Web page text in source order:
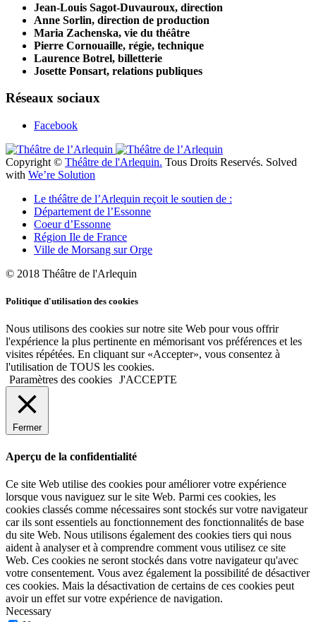
Jean-Louis Sagot-Duvauroux, direction
Anne Sorlin, direction de production
Maria Zachenska, vie du théâtre
Pierre Cornouaille, régie, technique
Laurence Botrel, billetterie
Josette Ponsart, relations publiques
Réseaux sociaux
Facebook
Copyright © Théâtre de l'Arlequin. Tous Droits Reservés. Solved
with We’re Solution
Le théâtre de l’Arlequin reçoit le soutien de :
Département de l’Essonne
Coeur d’Essonne
Région Ile de France
Ville de Morsang sur Orge
© 2018 Théâtre de l'Arlequin
Politique d'utilisation des cookies
Nous utilisons des cookies sur notre site Web pour vous offrir
l'expérience la plus pertinente en mémorisant vos préférences et les
visites répétées. En cliquant sur «Accepter», vous consentez à
l'utilisation de TOUS les cookies.
Paramètres des cookies J'ACCEPTE
Fermer
Aperçu de la confidentialité
Ce site Web utilise des cookies pour améliorer votre expérience
lorsque vous naviguez sur le site Web. Parmi ces cookies, les
cookies classés comme nécessaires sont stockés sur votre navigateur
car ils sont essentiels au fonctionnement des fonctionnalités de base
du site Web. Nous utilisons également des cookies tiers qui nous
aident à analyser et à comprendre comment vous utilisez ce site
Web. Ces cookies ne seront stockés dans votre navigateur qu'avec
votre consentement. Vous avez également la possibilité de désactiver
ces cookies. Mais la désactivation de certains de ces cookies peut
avoir un effet sur votre expérience de navigation.
Necessary